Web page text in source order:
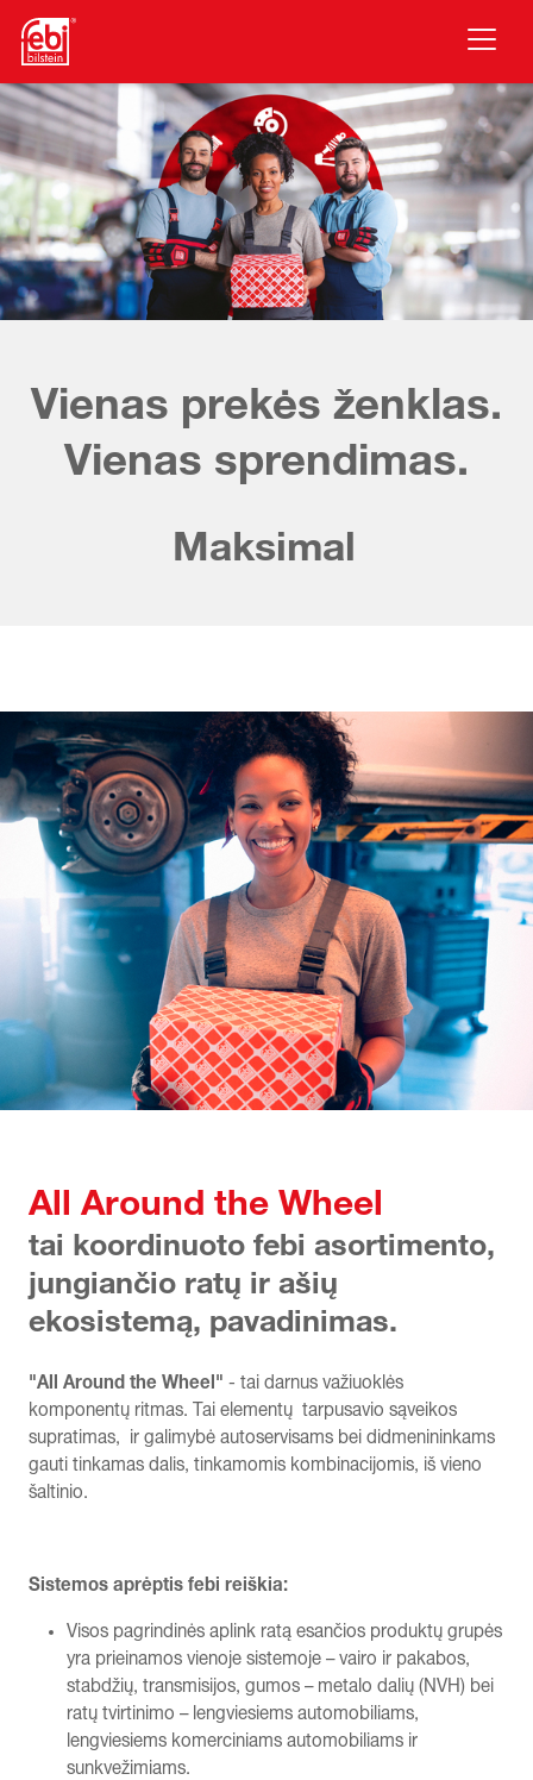
Pereiti prie pagrindinio turinio
Vienas prekės ženklas.
Vienas sprendimas.
Maksimalus efektyv
All Around the Wheel
tai koordinuoto febi asortimento,
jungiančio ratų ir ašių
ekosistemą, pavadinimas.
"All Around the Wheel" - tai darnus važiuoklės
komponentų ritmas. Tai elementų tarpusavio sąveikos
supratimas, ir galimybė autoservisams bei didmenininkams
gauti tinkamas dalis, tinkamomis kombinacijomis, iš vieno
šaltinio.
Sistemos aprėptis febi reiškia:
Visos pagrindinės aplink ratą esančios produktų grupės
yra prieinamos vienoje sistemoje – vairo ir pakabos,
stabdžių, transmisijos, gumos – metalo dalių (NVH) bei
ratų tvirtinimo – lengviesiems automobiliams,
lengviesiems komerciniams automobiliams ir
sunkvežimiams.